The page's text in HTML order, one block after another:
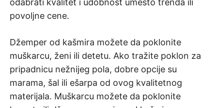
odabrati kvalitet i udobnost umesto trenda ili
povoljne cene.
Džemper od kašmira možete da poklonite
muškarcu, ženi ili detetu. Ako tražite poklon za
pripadnicu nežnijeg pola, dobre opcije su
marama, šal ili ešarpa od ovog kvalitetnog
materijala. Muškarcu možete da poklonite